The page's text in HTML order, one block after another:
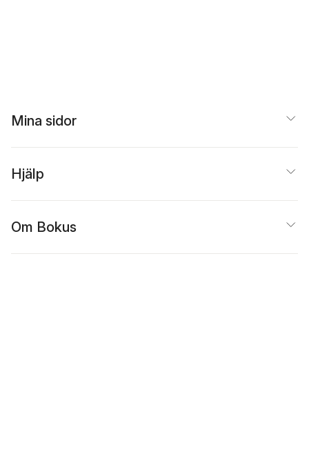
Mina sidor
Hjälp
Om Bokus